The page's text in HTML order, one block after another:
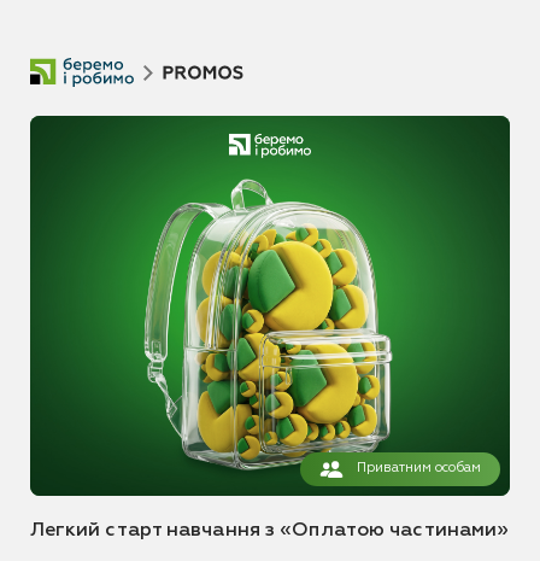
Приватним особам
Легкий старт навчання з «Оплатою частинами»